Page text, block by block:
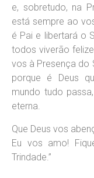
e, sobretudo, na
está sempre ao
é Pai e libertará o
todos viverão
vos à Presença do
porque é Deus
mundo tudo
eterna.
Que Deus vos
Eu vos amo!
Trindade.”